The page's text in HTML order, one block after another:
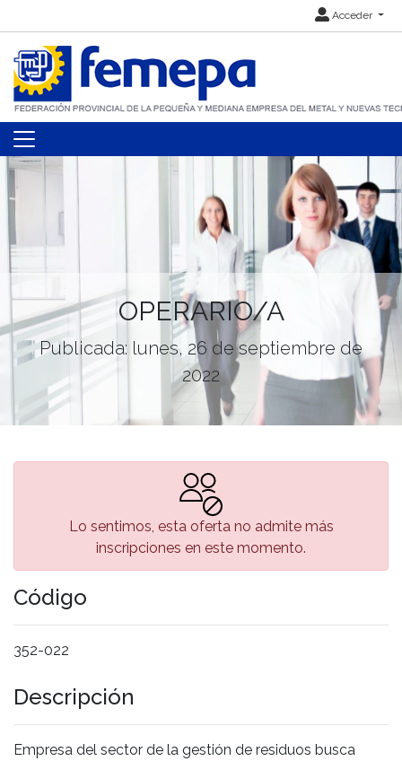
Acceder
OPERARIO/A
Publicada: lunes, 26 de septiembre de
2022
Lo sentimos, esta oferta no admite más
inscripciones en este momento.
Código
352-022
Descripción
Empresa del sector de la gestión de residuos busca